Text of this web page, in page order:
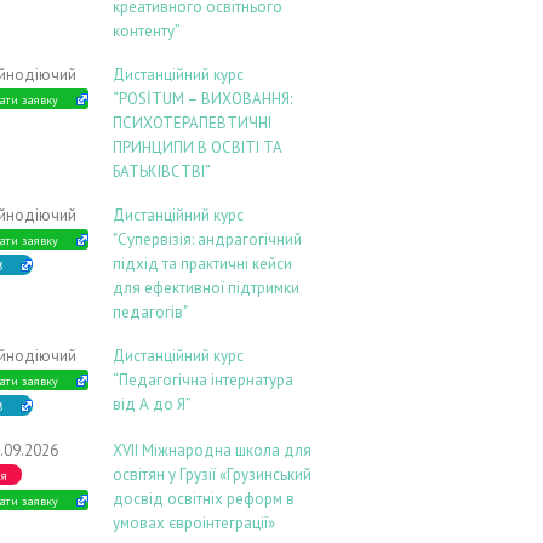
креативного освітнього
контенту”
заявку
Дистанційний курс
“POSİTUM – ВИХОВАННЯ:
ПСИХОТЕРАПЕВТИЧНІ
ПРИНЦИПИ В ОСВІТІ ТА
БАТЬКІВСТВІ”
заявку
Дистанційний курс
"Супервізія: андрагогічний
підхід та практичні кейси
для ефективної підтримки
педагогів"
заявку
Дистанційний курс
“Педагогічна інтернатура
від А до Я”
заявку
ХVIІ Міжнародна школа для
освітян у Грузії «Грузинський
досвід освітніх реформ в
умовах євроінтеграції»